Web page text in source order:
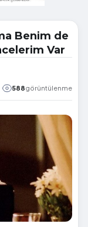
Benim de
Var
588görüntülenme